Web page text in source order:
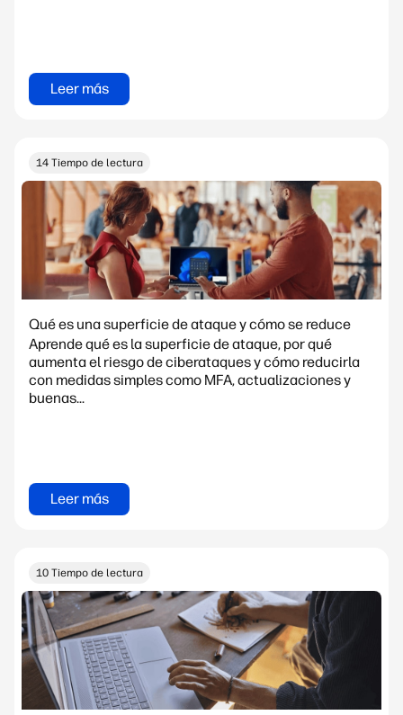
Leer más
14 Tiempo de lectura
Qué es una superficie de ataque y cómo se reduce
Aprende qué es la superficie de ataque, por qué
aumenta el riesgo de ciberataques y cómo reducirla
con medidas simples como MFA, actualizaciones y
buenas...
Leer más
10 Tiempo de lectura